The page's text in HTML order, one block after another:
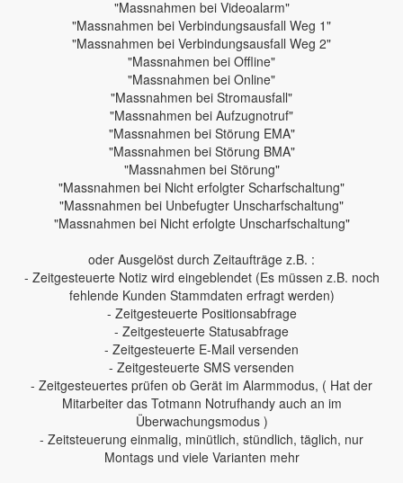
"Massnahmen bei Videoalarm"
"Massnahmen bei Verbindungsausfall Weg 1"
"Massnahmen bei Verbindungsausfall Weg 2"
"Massnahmen bei Offline"
"Massnahmen bei Online"
"Massnahmen bei Stromausfall"
"Massnahmen bei Aufzugnotruf"
"Massnahmen bei Störung EMA"
"Massnahmen bei Störung BMA"
"Massnahmen bei Störung"
"Massnahmen bei Nicht erfolgter Scharfschaltung"
"Massnahmen bei Unbefugter Unscharfschaltung"
"Massnahmen bei Nicht erfolgte Unscharfschaltung"
oder Ausgelöst durch Zeitaufträge z.B. :
- Zeitgesteuerte Notiz wird eingeblendet (Es müssen z.B. noch
fehlende Kunden Stammdaten erfragt werden)
- Zeitgesteuerte Positionsabfrage
- Zeitgesteuerte Statusabfrage
- Zeitgesteuerte E-Mail versenden
- Zeitgesteuerte SMS versenden
- Zeitgesteuertes prüfen ob Gerät im Alarmmodus, ( Hat der
Mitarbeiter das Totmann Notrufhandy auch an im
Überwachungsmodus )
- Zeitsteuerung einmalig, minütlich, stündlich, täglich, nur
Montags und viele Varianten mehr